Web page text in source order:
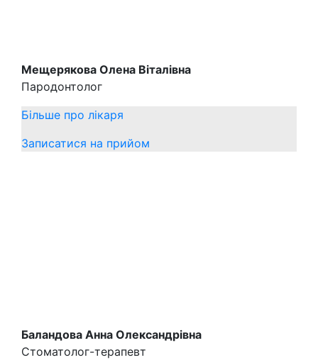
Мещерякова Олена Віталівна
Пародонтолог
Більше про лікаря
Записатися на прийом
Баландова Анна Олександрівна
Стоматолог-терапевт